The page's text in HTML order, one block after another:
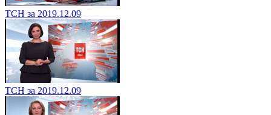
ТСН за 2019.12.09
ТСН за 2019.12.09